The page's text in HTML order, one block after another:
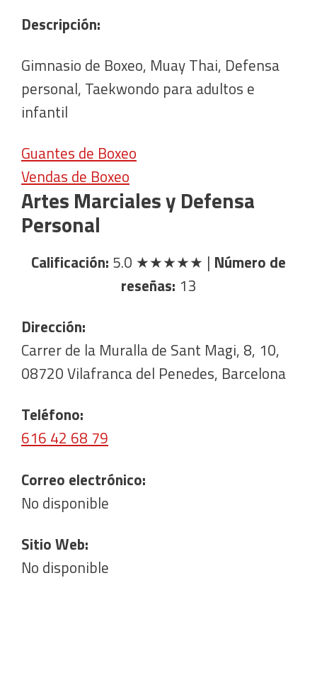
Descripción:
Gimnasio de Boxeo, Muay Thai, Defensa
personal, Taekwondo para adultos e
infantil
Guantes de Boxeo
Vendas de Boxeo
Artes Marciales y Defensa
Personal
Calificación: 5.0 ★★★★★ | Número de
reseñas: 13
Dirección:
Carrer de la Muralla de Sant Magi, 8, 10,
08720 Vilafranca del Penedes, Barcelona
Teléfono:
616 42 68 79
Correo electrónico:
No disponible
Sitio Web:
No disponible